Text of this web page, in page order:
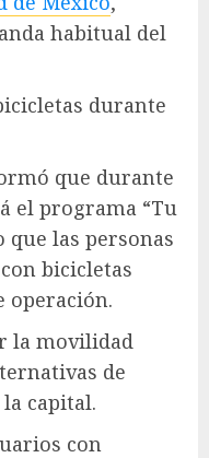
habitual del
durante
que durante
el programa “Tu
las personas
bicicletas
operación.
la movilidad
de
capital.
con